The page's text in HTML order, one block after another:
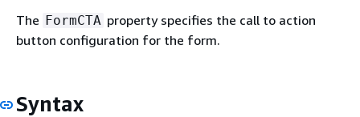
The FormCTA property specifies the call to action
button configuration for the form.
Syntax